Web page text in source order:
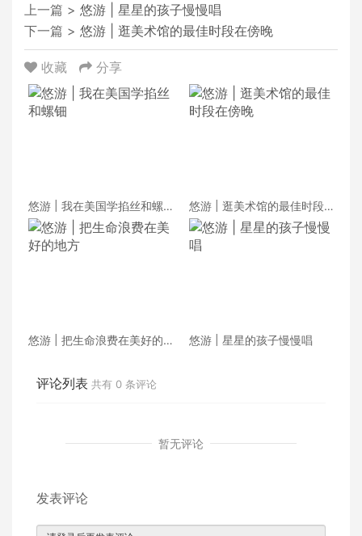
上一篇 > 悠游 | 星星的孩子慢慢唱
下一篇 > 悠游 | 逛美术馆的最佳时段在傍晚
收藏 分享
悠游 | 我在美国学掐丝和螺
钿
悠游 | 逛美术馆的最佳时段
在傍晚
悠游 | 把生命浪费在美好的
悠游 | 星星的孩子慢慢唱
评论列表 共有 0 条评论
暂无评论
发表评论